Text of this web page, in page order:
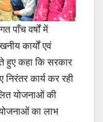
पाँच वर्षों में
कार्यों एवं
हुए कहा कि सरकार
कार्य कर रही
योजनाओं की
योजनाओं का लाभ